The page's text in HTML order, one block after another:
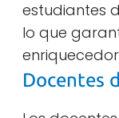
estudiantes
lo que
Docentes